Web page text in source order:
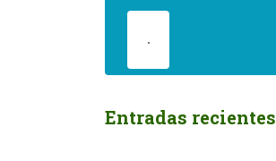
.
Entradas recientes